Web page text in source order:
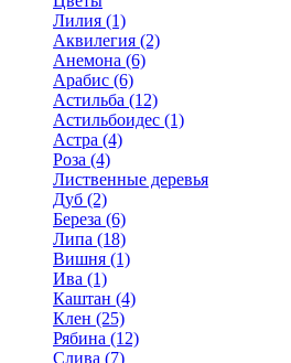
Лилия (1)
Аквилегия (2)
Анемона (6)
Арабис (6)
Астильба (12)
Астильбоидес (1)
Астра (4)
Роза (4)
Лиственные деревья
Дуб (2)
Береза (6)
Липа (18)
Вишня (1)
Ива (1)
Каштан (4)
Клен (25)
Рябина (12)
Слива (7)